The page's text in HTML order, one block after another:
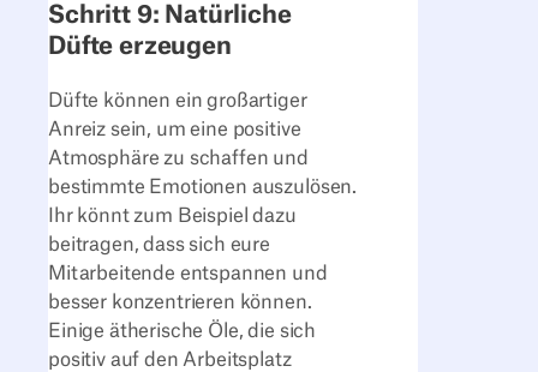
Schritt 9: Natürliche
Düfte erzeugen
Düfte können ein großartiger
Anreiz sein, um eine positive
Atmosphäre zu schaffen und
bestimmte Emotionen auszulösen.
Ihr könnt zum Beispiel dazu
beitragen, dass sich eure
Mitarbeitende entspannen und
besser konzentrieren können.
Einige ätherische Öle, die sich
positiv auf den Arbeitsplatz